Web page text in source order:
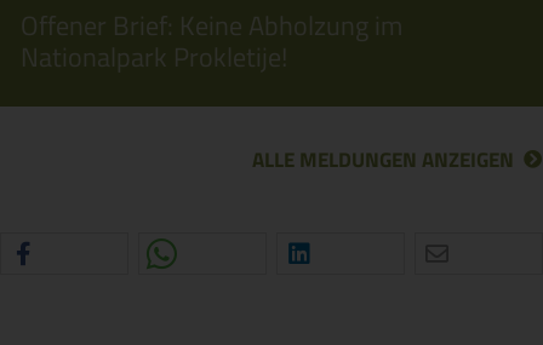
Offener Brief: Keine Abholzung im
Nationalpark Prokletije!
ALLE MELDUNGEN ANZEIGEN